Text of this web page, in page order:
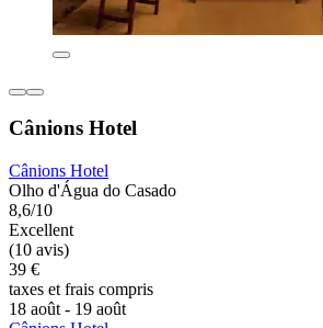
Cânions Hotel
Cânions Hotel
Olho d'Água do Casado
8,6/10
Excellent
(10 avis)
39 €
taxes et frais compris
18 août - 19 août